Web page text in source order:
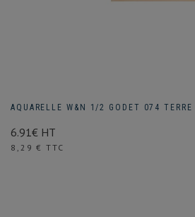
AQUARELLE W&N 1/2 GODET 074 TERRE
6.91€ HT
Prix
8,29 € TTC